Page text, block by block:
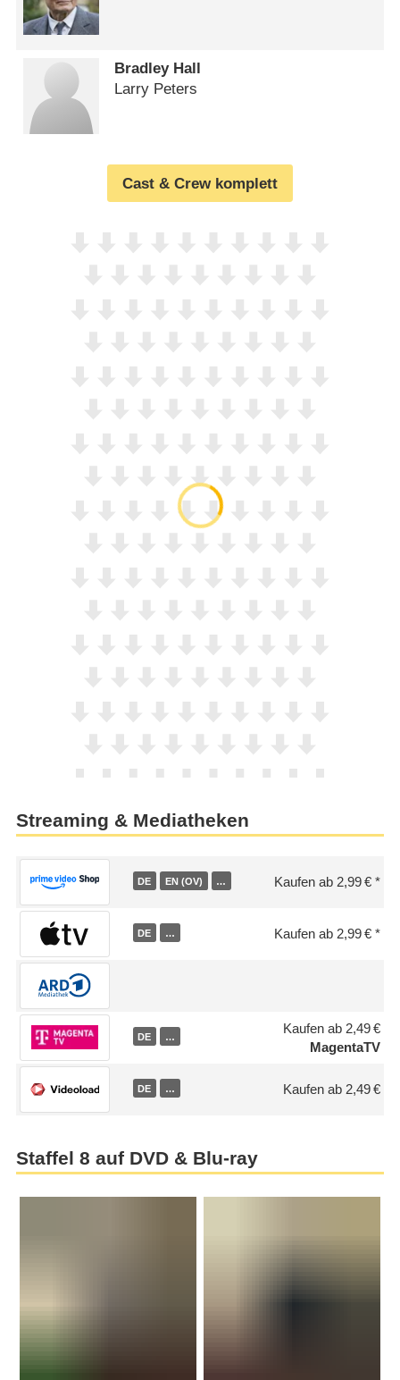
Bradley Hall
Larry Peters
Cast & Crew komplett
Streaming & Mediatheken
DE EN (OV) … Kaufen ab 2,99 €
DE … Kaufen ab 2,99 €
DE …
Kaufen ab 2,49 €
MagentaTV
DE … Kaufen ab 2,49 €
Staffel 8 auf DVD & Blu-ray